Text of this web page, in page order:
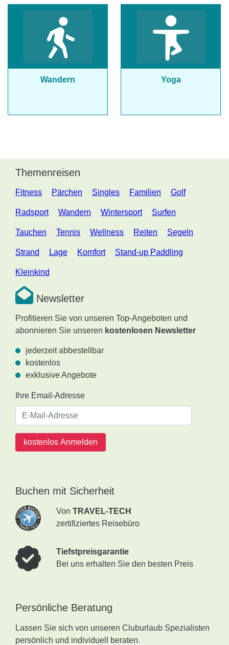
Wandern Yoga
Themenreisen
Fitness Pärchen Singles Familien Golf
Radsport Wandern Wintersport Surfen
Tauchen Tennis Wellness Reiten Segeln
Strand Lage Komfort Stand-up Paddling
Kleinkind
Newsletter
Profitieren Sie von unseren Top-Angeboten und
abonnieren Sie unseren kostenlosen Newsletter
jederzeit abbestellbar
kostenlos
exklusive Angebote
Ihre Email-Adresse
kostenlos Anmelden
Buchen mit Sicherheit
Von TRAVEL-TECH
zertifiziertes Reisebüro
Tiefstpreisgarantie
Bei uns erhalten Sie den besten Preis
Persönliche Beratung
Lassen Sie sich von unseren Cluburlaub Spezialisten
persönlich und individuell beraten.